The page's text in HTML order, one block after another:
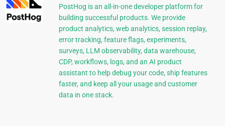
PostHog is an all-in-one developer platform for
building successful products. We provide
product analytics, web analytics, session replay,
error tracking, feature flags, experiments,
surveys, LLM observability, data warehouse,
CDP, workflows, logs, and an AI product
assistant to help debug your code, ship features
faster, and keep all your usage and customer
data in one stack.